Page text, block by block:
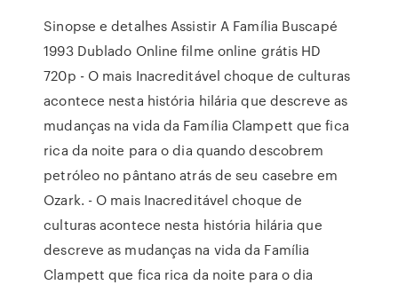
Sinopse e detalhes Assistir A Família Buscapé
1993 Dublado Online filme online grátis HD
720p - O mais Inacreditável choque de culturas
acontece nesta história hilária que descreve as
mudanças na vida da Família Clampett que fica
rica da noite para o dia quando descobrem
petróleo no pântano atrás de seu casebre em
Ozark. - O mais Inacreditável choque de
culturas acontece nesta história hilária que
descreve as mudanças na vida da Família
Clampett que fica rica da noite para o dia